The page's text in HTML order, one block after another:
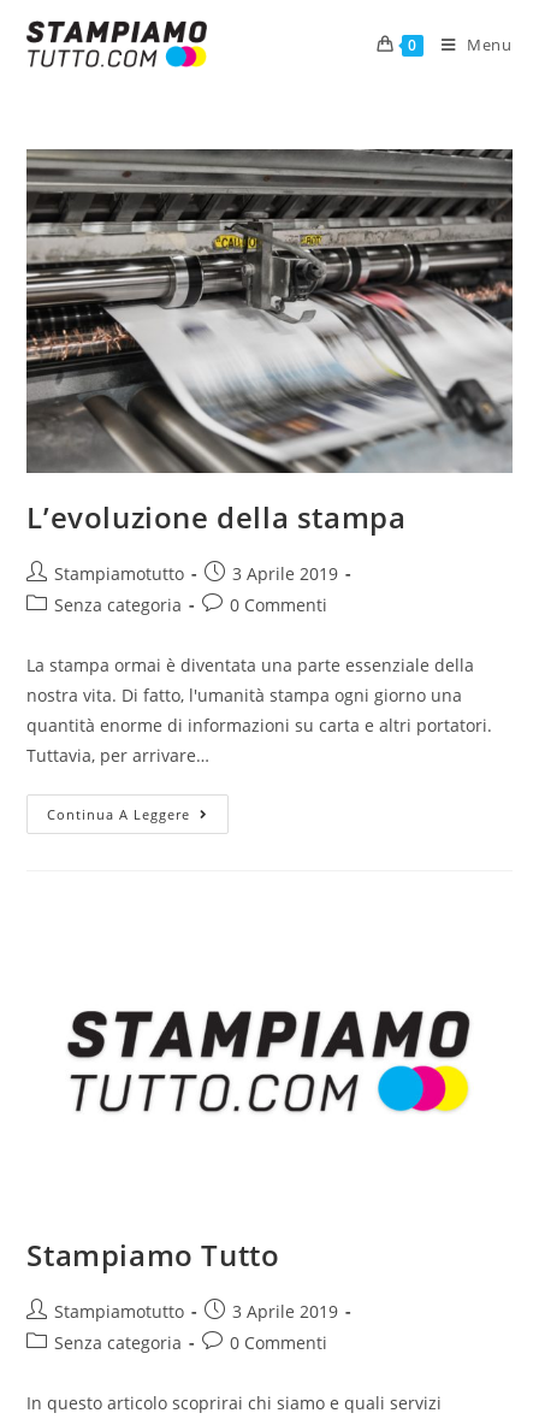
0 Menu
L’evoluzione della stampa
Stampiamotutto
3 Aprile 2019
Senza categoria
0 Commenti
La stampa ormai è diventata una parte essenziale della
nostra vita. Di fatto, l'umanità stampa ogni giorno una
quantità enorme di informazioni su carta e altri portatori.
Tuttavia, per arrivare…
Continua A Leggere
Stampiamo Tutto
Stampiamotutto
3 Aprile 2019
Senza categoria
0 Commenti
In questo articolo scoprirai chi siamo e quali servizi